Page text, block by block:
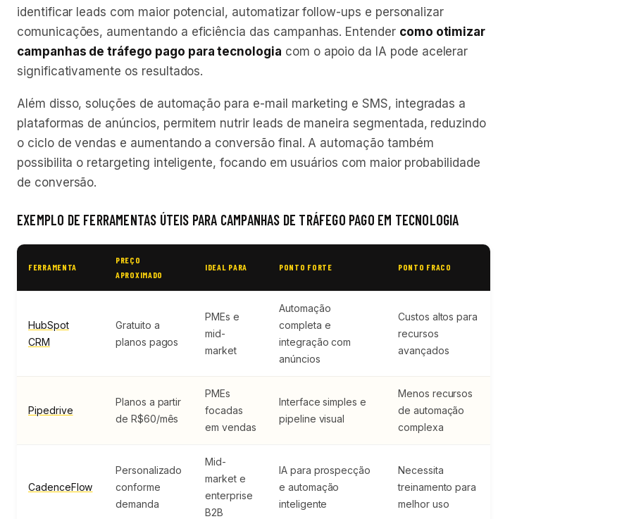
identificar leads com maior potencial, automatizar follow-ups e personalizar
comunicações, aumentando a eficiência das campanhas. Entender como otimizar
campanhas de tráfego pago para tecnologia com o apoio da IA pode acelerar
significativamente os resultados.
Além disso, soluções de automação para e-mail marketing e SMS, integradas a
plataformas de anúncios, permitem nutrir leads de maneira segmentada, reduzindo
o ciclo de vendas e aumentando a conversão final. A automação também
possibilita o retargeting inteligente, focando em usuários com maior probabilidade
de conversão.
EXEMPLO DE FERRAMENTAS ÚTEIS PARA CAMPANHAS DE TRÁFEGO PAGO EM TECNOLOGIA
FERRAMENTA
PREÇO
APROXIMADO
IDEAL PARA PONTO FORTE PONTO FRACO
HubSpot
CRM
Gratuito a
planos pagos
PMEs e
mid-
market
Automação
completa e
integração com
anúncios
Custos altos para
recursos
avançados
Pipedrive
Planos a partir
de R$60/mês
PMEs
focadas
em vendas
Interface simples e
pipeline visual
Menos recursos
de automação
complexa
CadenceFlow
Personalizado
conforme
demanda
Mid-
market e
enterprise
B2B
IA para prospecção
e automação
inteligente
Necessita
treinamento para
melhor uso